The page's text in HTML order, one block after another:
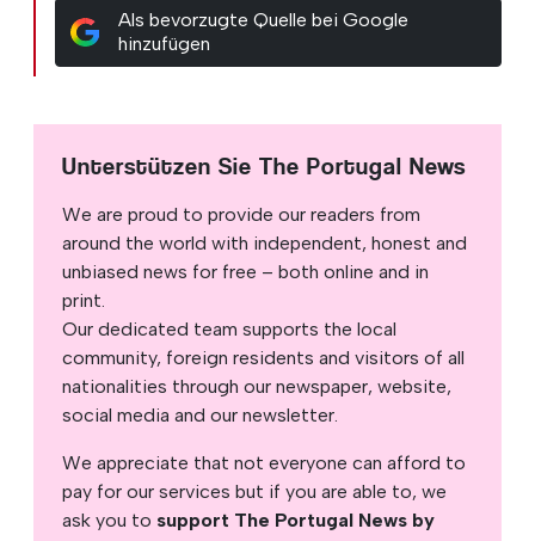
Als bevorzugte Quelle bei Google
hinzufügen
Unterstützen Sie The Portugal News
We are proud to provide our readers from
around the world with independent, honest and
unbiased news for free – both online and in
print.
Our dedicated team supports the local
community, foreign residents and visitors of all
nationalities through our newspaper, website,
social media and our newsletter.
We appreciate that not everyone can afford to
pay for our services but if you are able to, we
ask you to support The Portugal News by